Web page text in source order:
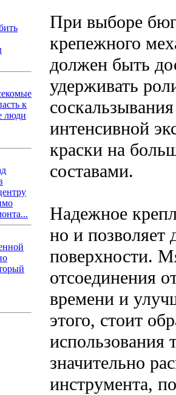
к
люди
При выборе
крепежного
должен быть
удерживать
интенсивной
краски на
составами.
Надежное
но и позволяет
поверхности.
отсоединения
времени и
этого, стоит
использования
значительно
инструмента,